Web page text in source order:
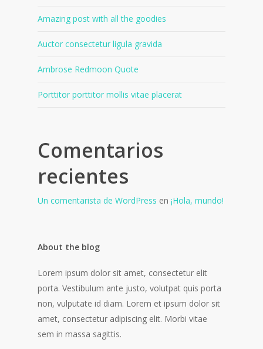
Amazing post with all the goodies
Auctor consectetur ligula gravida
Ambrose Redmoon Quote
Porttitor porttitor mollis vitae placerat
Comentarios
recientes
Un comentarista de WordPress en ¡Hola, mundo!
About the blog
Lorem ipsum dolor sit amet, consectetur elit
porta. Vestibulum ante justo, volutpat quis porta
non, vulputate id diam. Lorem et ipsum dolor sit
amet, consectetur adipiscing elit. Morbi vitae
sem in massa sagittis.